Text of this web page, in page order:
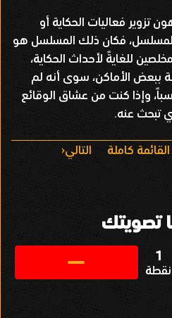
تزوير فعاليات الحكاية أو
فكان ذلك المسلسل هو
للغايةً لأحداث الحكاية،
ببعض الأماكن، سوى أنه لم
وإذا كنت من عشاق الوقائع
تبحث عنه.
كاملة التالي
تصويتك
1
نقطة